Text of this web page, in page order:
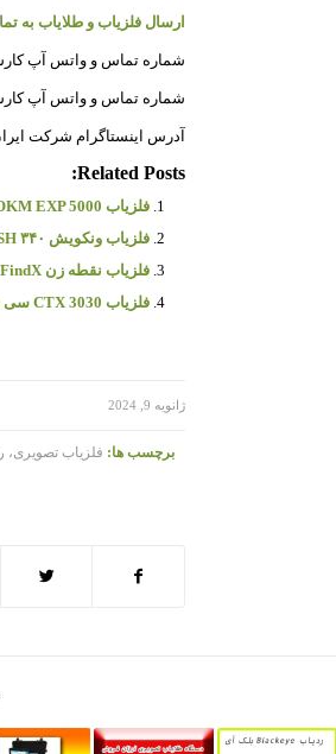
ارسال فلزیاب و طلایاب به
شماره تماس و واتس آپ
شماره تماس و واتس آپ
آدرس اینستاگرام شرکت
Related Posts:
فلزیاب OKM EXP 5000
فلزیاب ونکویش ۳۴۰ VANQUISH
فلزیاب نقطه زن FindX فایندایکس نوکتا
فلزیاب CTX 3030 سی تی ایکس ۳۰۳۰
ژانویه 9, 2024
برچسب ها: فلزیاب تصویری،